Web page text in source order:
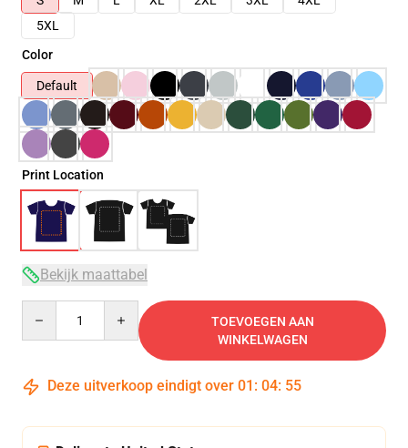
5XL
Color
Default
Print Location
Bekijk maattabel
TOEVOEGEN AAN
WINKELWAGEN
Deze uitverkoop eindigt over 01 : 04: 54